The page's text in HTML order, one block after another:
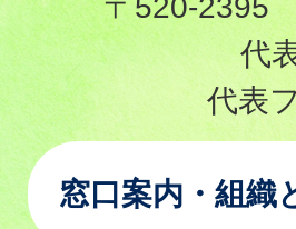
〒520-2395
代
代表
窓口案内・組織